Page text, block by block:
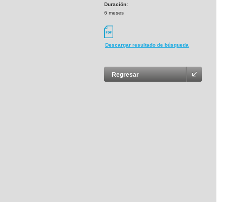
Duración:
6 meses
Descargar resultado de búsqueda
Regresar